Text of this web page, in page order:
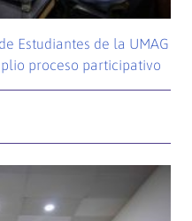
Estudiantes de la UMAG
proceso participativo